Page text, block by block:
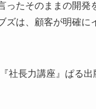
ったそのままの開発
ズは、顧客が明確に
社長力講座』ぱる出